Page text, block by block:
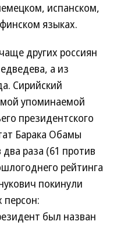
испанском,
языках.
других россиян
а из
Сирийский
упоминаемой
президентского
Барака Обамы
раза (61 против
рейтинга
покинули
персон:
был назван